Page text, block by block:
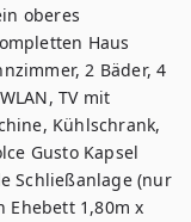
oberes
Haus
2 Bäder, 4
TV mit
Kühlschrank,
Gusto Kapsel
Schließanlage (nur
Ehebett 1,80m x